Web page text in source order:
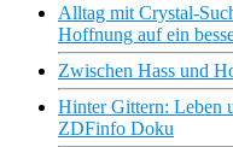
Alltag mit Crystal-
Hoffnung auf ein
Zwischen Hass und
Hinter Gittern: Leben
ZDFinfo Doku